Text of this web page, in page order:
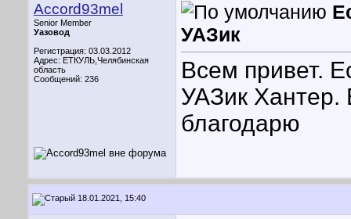
Accord93mel
Senior Member
Уазовод
Регистрация: 03.03.2012
Адрес: ЕТКУЛЬ,Челябинская
область
Сообщений: 236
УАЗик
Всем привет.
УАЗик Хантер.
благодарю
18.01.2021, 15:40